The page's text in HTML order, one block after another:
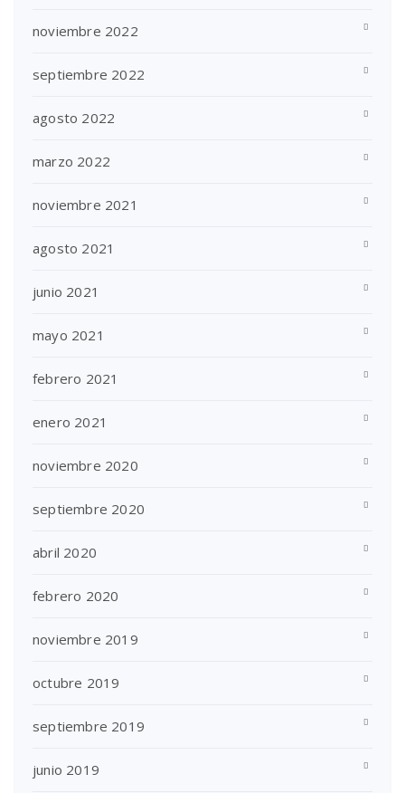
noviembre 2022
septiembre 2022
agosto 2022
marzo 2022
noviembre 2021
agosto 2021
junio 2021
mayo 2021
febrero 2021
enero 2021
noviembre 2020
septiembre 2020
abril 2020
febrero 2020
noviembre 2019
octubre 2019
septiembre 2019
junio 2019